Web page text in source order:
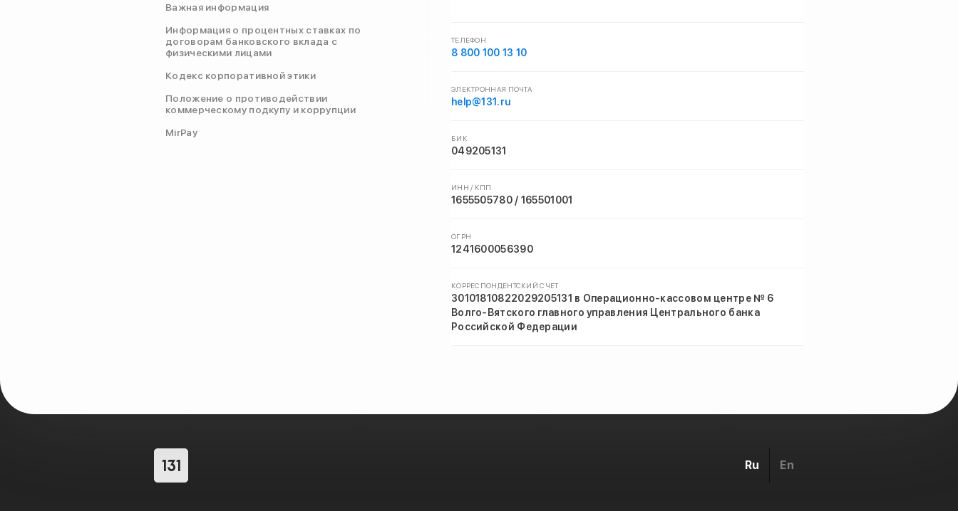
Важная информация
Информация о процентных ставках по
договорам банковского вклада с
физическими лицами
Кодекс корпоративной этики
Положение о противодействии
коммерческому подкупу и коррупции
MirPay
ТЕЛЕФОН
8 800 100 13 10
ЭЛЕКТРОННАЯ ПОЧТА
help@131.ru
БИК
049205131
ИНН / КПП
1655505780 / 165501001
ОГРН
1241600056390
КОРРЕСПОНДЕНТСКИЙ СЧЕТ
30101810822029205131 в Операционно-кассовом центре № 6
Волго-Вятского главного управления Центрального банка
Российской Федерации
Ru En